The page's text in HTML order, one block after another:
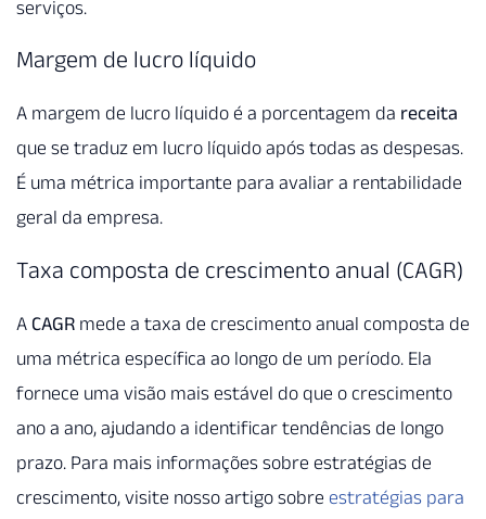
serviços.
Margem de lucro líquido
A margem de lucro líquido é a porcentagem da receita
que se traduz em lucro líquido após todas as despesas.
É uma métrica importante para avaliar a rentabilidade
geral da empresa.
Taxa composta de crescimento anual (CAGR)
A CAGR mede a taxa de crescimento anual composta de
uma métrica específica ao longo de um período. Ela
fornece uma visão mais estável do que o crescimento
ano a ano, ajudando a identificar tendências de longo
prazo. Para mais informações sobre estratégias de
crescimento, visite nosso artigo sobre estratégias para